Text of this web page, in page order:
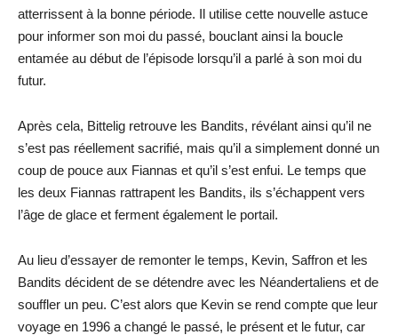
atterrissent à la bonne période. Il utilise cette nouvelle astuce
pour informer son moi du passé, bouclant ainsi la boucle
entamée au début de l’épisode lorsqu’il a parlé à son moi du
futur.
Après cela, Bittelig retrouve les Bandits, révélant ainsi qu’il ne
s’est pas réellement sacrifié, mais qu’il a simplement donné un
coup de pouce aux Fiannas et qu’il s’est enfui. Le temps que
les deux Fiannas rattrapent les Bandits, ils s’échappent vers
l’âge de glace et ferment également le portail.
Au lieu d’essayer de remonter le temps, Kevin, Saffron et les
Bandits décident de se détendre avec les Néandertaliens et de
souffler un peu. C’est alors que Kevin se rend compte que leur
voyage en 1996 a changé le passé, le présent et le futur, car